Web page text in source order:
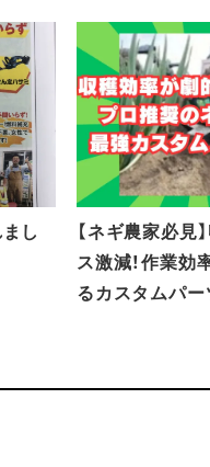
し
【ネギ農家必見
ス激減！作業効
るカスタムパー